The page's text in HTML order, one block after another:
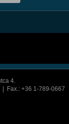
4.
Fax.: +36 1-789-0667